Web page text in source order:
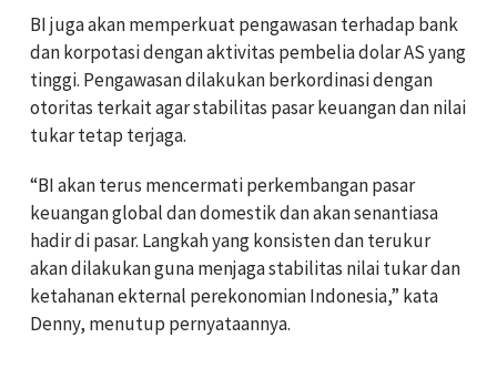
BI juga akan memperkuat pengawasan terhadap bank
dan korpotasi dengan aktivitas pembelia dolar AS yang
tinggi. Pengawasan dilakukan berkordinasi dengan
otoritas terkait agar stabilitas pasar keuangan dan nilai
tukar tetap terjaga.
“BI akan terus mencermati perkembangan pasar
keuangan global dan domestik dan akan senantiasa
hadir di pasar. Langkah yang konsisten dan terukur
akan dilakukan guna menjaga stabilitas nilai tukar dan
ketahanan ekternal perekonomian Indonesia,” kata
Denny, menutup pernyataannya.